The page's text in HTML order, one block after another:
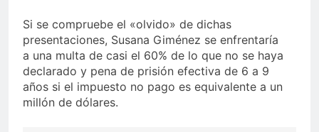
Si se compruebe el «olvido» de dichas
presentaciones, Susana Giménez se enfrentaría
a una multa de casi el 60% de lo que no se haya
declarado y pena de prisión efectiva de 6 a 9
años si el impuesto no pago es equivalente a un
millón de dólares.